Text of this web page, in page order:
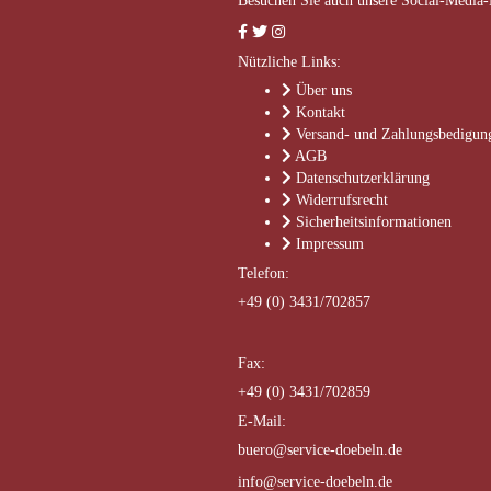
Nützliche Links:
Über uns
Kontakt
Versand- und
AGB
Datenschutzerklärung
Widerrufsrecht
Sicherheitsinformationen
Impressum
Telefon:
+49 (0) 3431/702857
Fax:
+49 (0) 3431/702859
E-Mail:
buero@service-doebeln.de
info@service-doebeln.de